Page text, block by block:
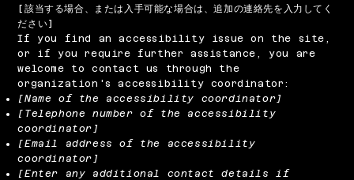
[該当する場合、または入手可能な場合は、追加の連絡先を入力してく
ださい]
If you find an accessibility issue on the site,
or if you require further assistance, you are
welcome to contact us through the
organization's accessibility coordinator:
[Name of the accessibility coordinator]
[Telephone number of the accessibility
coordinator]
[Email address of the accessibility
coordinator]
[Enter any additional contact details if